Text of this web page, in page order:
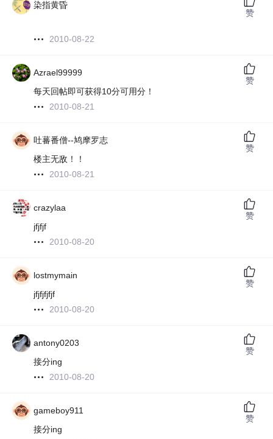
染指黄昏
2010-08-22
赞
Azrael99999
每天回帖即可获得10分可用分！
2010-08-21
赞
吐蕃番僧--鸠摩罗志
楼主无敌！！
2010-08-21
赞
crazylaa
jfjfjf
2010-08-20
赞
lostmymain
jfjfjfjfjf
2010-08-20
赞
antony0203
接分ing
2010-08-20
赞
gameboy911
接分ing
赞